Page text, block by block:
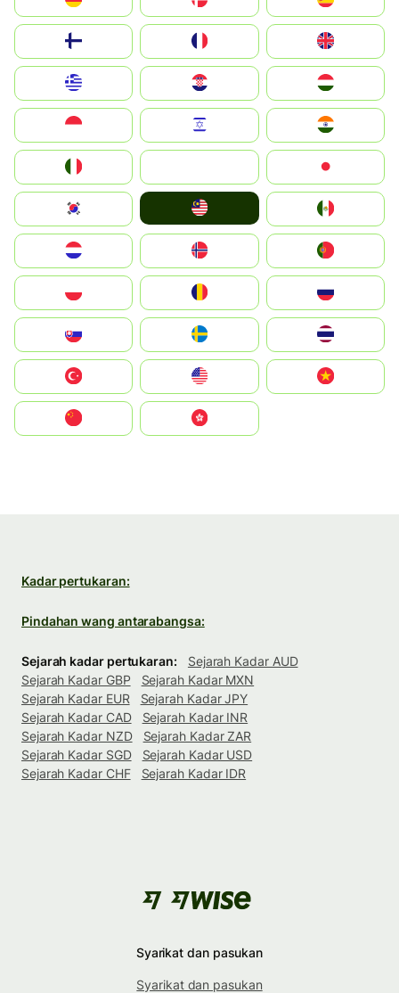
United Kingdom
Magyarország
South Korea
United States
中國香港特別行政區
Kadar pertukaran:
Pindahan wang antarabangsa:
Sejarah kadar pertukaran:
Sejarah Kadar AUD
Sejarah Kadar GBP
Sejarah Kadar MXN
Sejarah Kadar EUR
Sejarah Kadar JPY
Sejarah Kadar CAD
Sejarah Kadar INR
Sejarah Kadar NZD
Sejarah Kadar ZAR
Sejarah Kadar SGD
Sejarah Kadar USD
Sejarah Kadar CHF
Sejarah Kadar IDR
Syarikat dan pasukan
Syarikat dan pasukan